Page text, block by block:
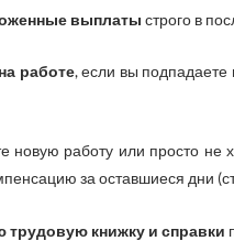
выплаты строго в
работе, если вы
новую работу или просто не
за оставшиеся дни
книжку и справки